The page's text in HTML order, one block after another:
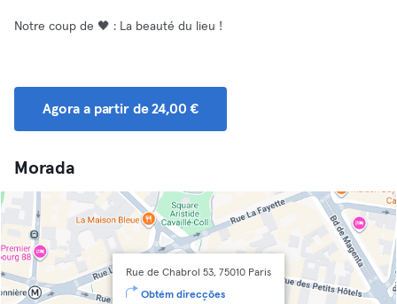
Notre coup de 🖤 : La beauté du lieu !
Agora a partir de 24,00 €
Morada
Rue de Chabrol 53, 75010 Paris
Obtém direcções